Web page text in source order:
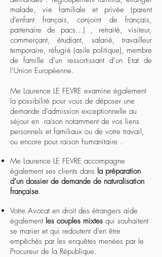
malade, vie familiale et privée (parent
d’enfant français, conjoint de français,
partenaire de pacs…) , retraité, visiteur,
commerçant, étudiant, salarié, travailleur
temporaire, réfugié (asile politique), membre
de famille d’un ressortissant d’un Etat de
l’Union Européenne.
Me Laurence LE FEVRE examine également
la possibilité pour vous de déposer une
demande d’admission exceptionnelle au
séjour en raison notamment de vos liens
personnels et familiaux ou de votre travail,
ou encore pour raison humanitaire .
Me Laurence LE FEVRE accompagne
également ses clients dans la préparation
d’un dossier de demande de naturalisation
française.
Votre Avocat en droit des étrangers aide
également les couples mixtes qui souhaitent
se marier et qui redoutent d’en être
empêchés par les enquêtes menées par le
Procureur de la République.